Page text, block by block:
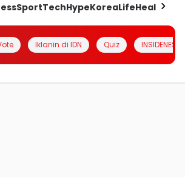
SportTechHypeKoreaLifeHealth
Iklanin di IDN Quiz INSIDENESIA